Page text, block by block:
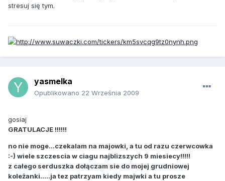
stresuj się tym.
yasmelka
Opublikowano 22 Września 2009
gosiaj
GRATULACJE !!!!!!
no nie moge...czekalam na majowki, a tu od razu czerwcowka
:-) wiele szczescia w ciagu najblizszych 9 miesiecy!!!!!
z całego serduszka dołączam sie do mojej grudniowej
koleżanki.....ja tez patrzyam kiedy majwki a tu prosze